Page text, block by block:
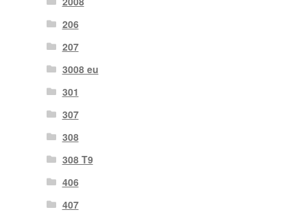
206
207
3008 eu
301
307
308
308 T9
406
407